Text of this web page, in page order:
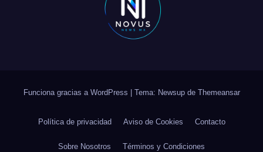
Funciona gracias a WordPress Tema: Newsup de Themeansar
Política de privacidad Aviso de Cookies Contacto
Sobre Nosotros Términos y Condiciones